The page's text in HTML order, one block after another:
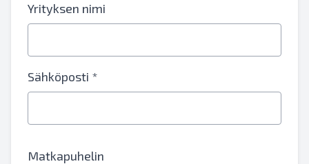
Yrityksen nimi
Sähköposti *
Matkapuhelin